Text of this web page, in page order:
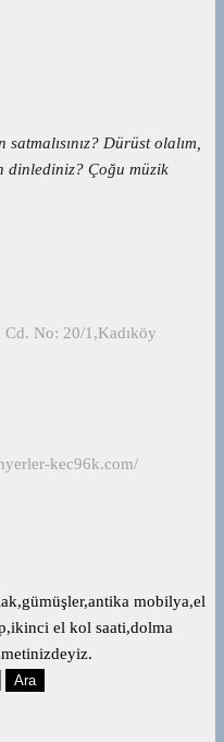
Dürüst olalım,
dinlediniz? Çoğu müzik
Cd. No: 20/1,Kadıköy
kec96k.com/
mobilya,el
el kol saati,dolma